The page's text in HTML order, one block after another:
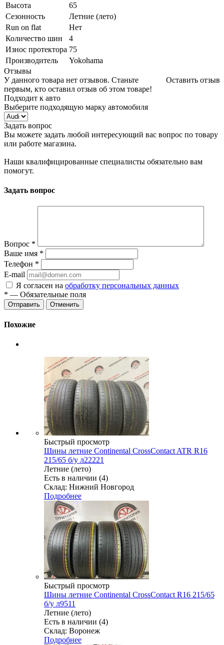
Высота
65
Сезонность
Летние (лето)
Run on flat
Нет
Количество шин
4
Износ протектора 75
Производитель
Yokohama
Отзывы
Оставить отзыв
У данного товара нет отзывов. Станьте
первым, кто оставил отзыв об этом товаре!
Подходит к авто
Выберите подходящую марку автомобиля
Задать вопрос
Вы можете задать любой интересующий вас вопрос по товару
или работе магазина.
Наши квалифицированные специалисты обязательно вам
помогут.
Задать вопрос
Вопрос *
Ваше имя *
Телефон *
E-mail
Я согласен на обработку персональных данных
* — Обязательные поля
Отменить
Похожие
Быстрый просмотр
Шины летние Continental CrossContact ATR R16
215/65 б/у л22221
Летние (лето)
Есть в наличии (4)
Склад: Нижний Новгород
Подробнее
Быстрый просмотр
Шины летние Continental CrossContact R16 215/65
б/у л9511
Летние (лето)
Есть в наличии (4)
Склад: Воронеж
Подробнее